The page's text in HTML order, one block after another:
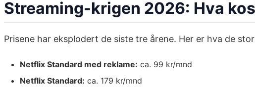
Streaming-krigen 2026: Hva
Prisene har eksplodert de siste tre årene. Her er hva de
Netflix Standard med reklame: ca. 99 kr/mnd
Netflix Standard: ca. 179 kr/mnd